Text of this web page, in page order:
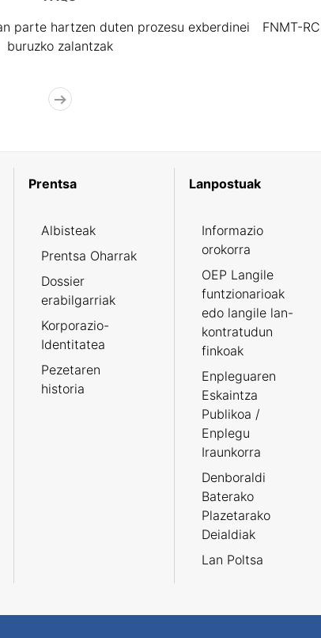
parte hartzen duten prozesu exberdinei
buruzko zalantzak
FNMT-
Prentsa
Albisteak
Prentsa Oharrak
Dossier
erabilgarriak
Korporazio-
Identitatea
Pezetaren
historia
Lanpostuak
Informazio
orokorra
OEP Langile
funtzionarioak
edo langile lan-
kontratudun
finkoak
Enpleguaren
Eskaintza
Publikoa /
Enplegu
Iraunkorra
Denboraldi
Baterako
Plazetarako
Deialdiak
Lan Poltsa